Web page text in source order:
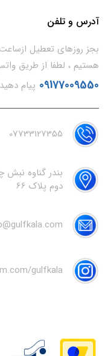
آدرس و تلفن
بجز روزهای تعطیل
هستیم ، لطفا از طریق
09177009550 پیام دهید
07733127355
بندر گناوه نبش
دوم پلاک 66
gulfkala